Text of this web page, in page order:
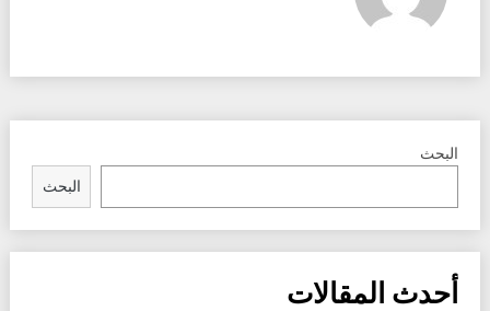
البحث
البحث
أحدث المقالات